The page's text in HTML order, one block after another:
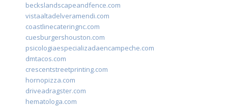
beckslandscapeandfence.com
vistaaltadelveramendi.com
coastlinecateringnc.com
cuesburgershouston.com
psicologiaespecializadaencampeche.com
dmtacos.com
crescentstreetprinting.com
hornopizza.com
driveadragster.com
hematologa.com